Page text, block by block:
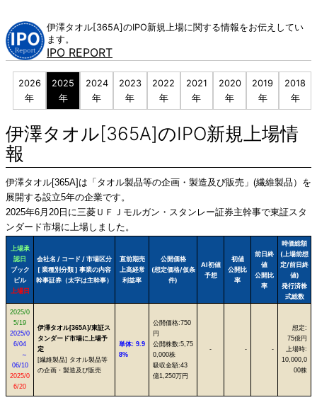
content
伊澤タオル[365A]のIPO新規上場に関する情報をお伝えしてい
ます。
IPO REPORT
2026
年
2025
年
2024
年
2023
年
2022
年
2021
年
2020
年
2019
年
2018
年
伊澤タオル[365A]のIPO新規上場情
報
伊澤タオル[365A]は「タオル製品等の企画・製造及び販売」(繊維製品）を
展開する設立5年の企業です。
2025年6月20日に三菱ＵＦＪモルガン・スタンレー証券主幹事で東証スタ
ンダード市場に上場しました。
上場承
認日
ブック
ビル
上場日
会社名 / コード / 市場区分
[ 業種別分類 ] 事業の内容
幹事証券（太字は主幹事）
直前期売
上高経常
利益率
公開価格
(想定価格/仮条
件)
AI初値
予想
初値
公開比
率
前日終
値
公開比
率
時価総額
(上場前想
定/前日終
値)
発行済株
式総数
2025/0
5/19
2025/0
6/04
～
06/10
2025/0
6/20
伊澤タオル[365A]/東証ス
タンダード市場に上場予
定
[繊維製品] タオル製品等
の企画・製造及び販売
単体: 9.9
8%
公開価格:750
円
公開株数:5,75
0,000株
吸収金額:43
億1,250万円
- - -
想定:
75億円
上場時:
10,000,0
00株